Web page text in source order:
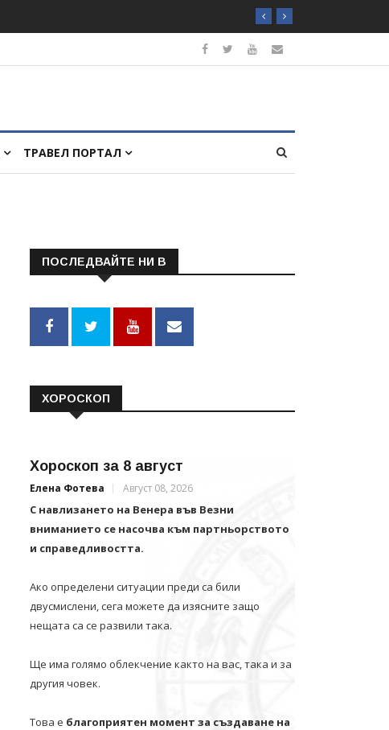
ТРАВЕЛ ПОРТАЛ
ПОСЛЕДВАЙТЕ НИ В
ХОРОСКОП
Хороскоп за 8 август
Елена Фотева Август 08, 2026
С навлизането на Венера във Везни
вниманието се насочва към партньорството
и справедливостта.
Ако определени ситуации преди са били
двусмислени, сега можете да изясните защо
нещата са се развили така.
Ще има голямо облекчение както на вас, така и за
другия човек.
Това е благоприятен момент за създаване на